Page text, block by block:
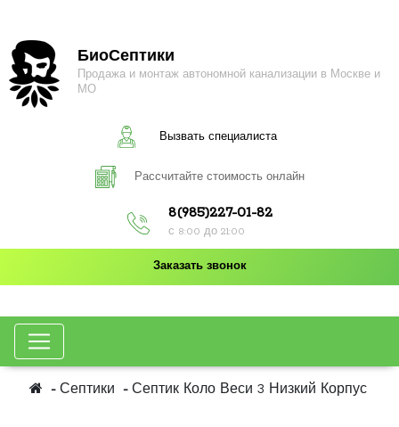
БиоСептики
Продажа и монтаж автономной канализации в Москве и
МО
Вызвать специалиста
Рассчитайте стоимость онлайн
8(985)227-01-82
с 8:00 до 21:00
Заказать звонок
Септики Септик Коло Веси 3 Низкий Корпус